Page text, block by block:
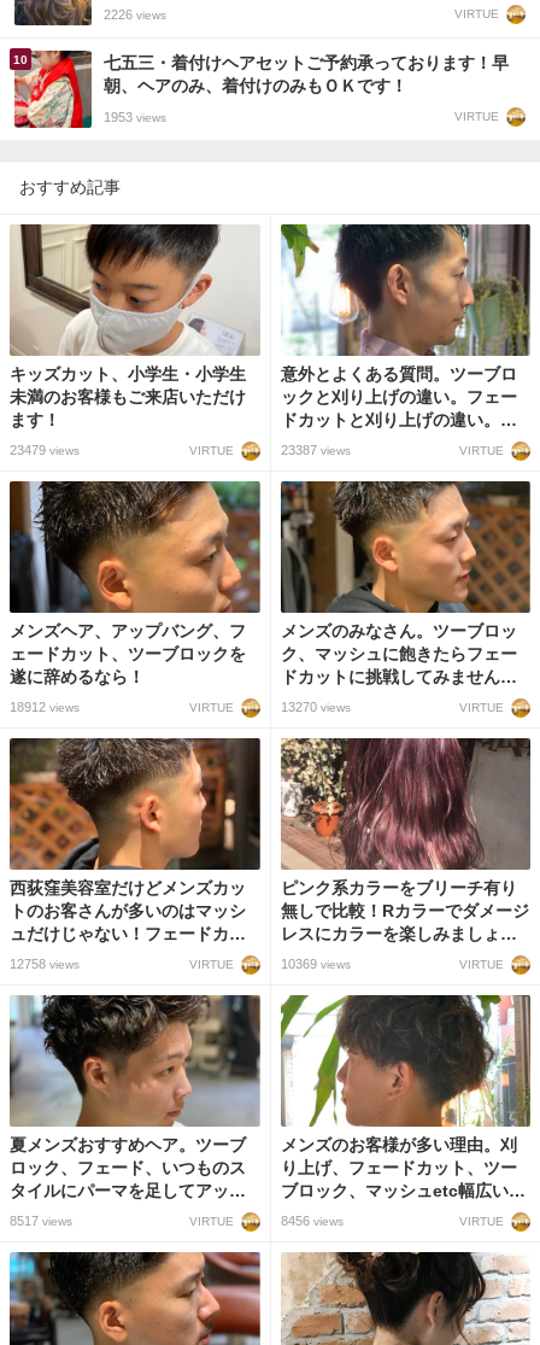
2226 views VIRTUE
七五三・着付けヘアセットご予約承っております！早
朝、ヘアのみ、着付けのみもＯＫです！
1953 views VIRTUE
おすすめ記事
キッズカット、小学生・小学生
未満のお客様もご来店いただけ
ます！
23479 views VIRTUE
意外とよくある質問。ツーブロ
ックと刈り上げの違い。フェー
ドカットと刈り上げの違い。イ
メージの共有できない失敗。
23387 views VIRTUE
メンズヘア、アップバング、フ
ェードカット、ツーブロックを
遂に辞めるなら！
18912 views VIRTUE
メンズのみなさん。ツーブロッ
ク、マッシュに飽きたらフェー
ドカットに挑戦してみません
か？
13270views VIRTUE
西荻窪美容室だけどメンズカッ
トのお客さんが多いのはマッシ
ュだけじゃない！フェードカッ
トまでできるスタイリストの技
12758 views VIRTUE
ピンク系カラーをブリーチ有り
無しで比較！Rカラーでダメージ
レスにカラーを楽しみましょ
う！
10369views VIRTUE
夏メンズおすすめヘア。ツーブ
ロック、フェード、いつものス
タイルにパーマを足してアップ
バングいいと思う。
8517 views VIRTUE
メンズのお客様が多い理由。刈
り上げ、フェードカット、ツー
ブロック、マッシュetc幅広いメ
ンズスタイルに対応します！
8456views VIRTUE